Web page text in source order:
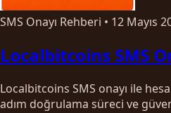
SMS Onayı Rehberi • 12 Mayıs
Localbitcoins SMS
Localbitcoins SMS onayı ile
adım doğrulama süreci ve